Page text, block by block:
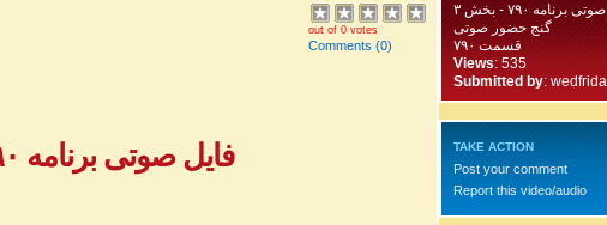
out of 0 votes
Comments (0)
فایل صوتی برنامه ۷۹۰ - بخش ۱
برنامه ۷۹۰ - بخش ۳
گنج حضور صوتی
قسمت ۷۹۰
Views: 535
Submitted by:
TAKE ACTION
Post your comment
Report this video/audio